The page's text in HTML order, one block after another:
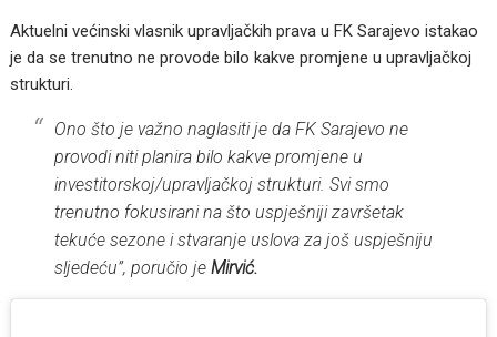
Aktuelni većinski vlasnik upravljačkih prava u FK Sarajevo istakao
je da se trenutno ne provode bilo kakve promjene u upravljačkoj
strukturi.
Ono što je važno naglasiti je da FK Sarajevo ne
provodi niti planira bilo kakve promjene u
investitorskoj/upravljačkoj strukturi. Svi smo
trenutno fokusirani na što uspješniji završetak
tekuće sezone i stvaranje uslova za još uspješniju
sljedeću”, poručio jeMirvić.